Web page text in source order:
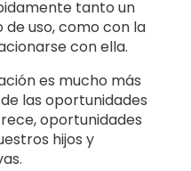
tanto un
uso, como con la
con ella.
es mucho más
las oportunidades
oportunidades
hijos y